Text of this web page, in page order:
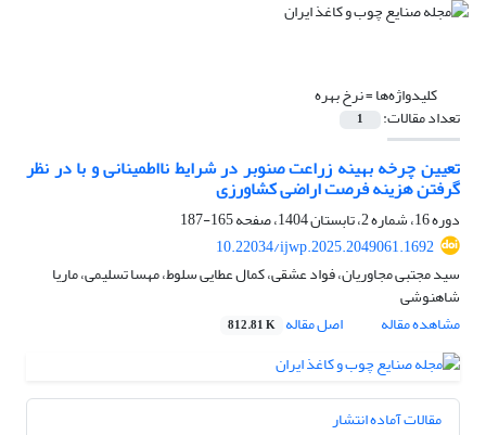
کلیدواژه‌ها =نرخ بهره
تعداد مقالات: 1
تعیین چرخه بهینه زراعت صنوبر در شرایط نااطمینانی و با در نظر
گرفتن هزینه فرصت اراضی کشاورزی
دوره 16، شماره 2، تابستان 1404، صفحه
165-187
10.22034/ijwp.2025.2049061.1692
سید مجتبی مجاوریان، فواد عشقی، کمال عطایی سلوط، مهسا تسلیمی، ماریا
شاهنوشی
مشاهده مقاله
اصل مقاله 812.81 K
مقالات آماده انتشار